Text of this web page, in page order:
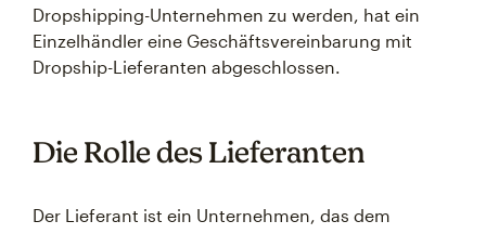
Dropshipping-Unternehmen zu werden, hat ein
Einzelhändler eine Geschäftsvereinbarung mit
Dropship-Lieferanten abgeschlossen.
Die Rolle des Lieferanten
Der Lieferant ist ein Unternehmen, das dem